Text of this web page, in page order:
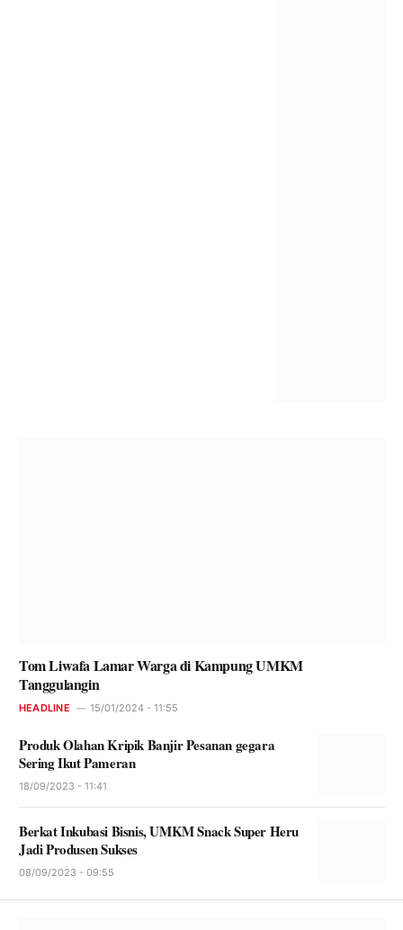
Tom Liwafa Lamar Warga di Kampung UMKM
Tanggulangin
HEADLINE 15/01/2024 - 11:55
Produk Olahan Kripik Banjir Pesanan gegara
Sering Ikut Pameran
18/09/2023 - 11:41
Berkat Inkubasi Bisnis, UMKM Snack Super Heru
Jadi Produsen Sukses
08/09/2023 - 09:55